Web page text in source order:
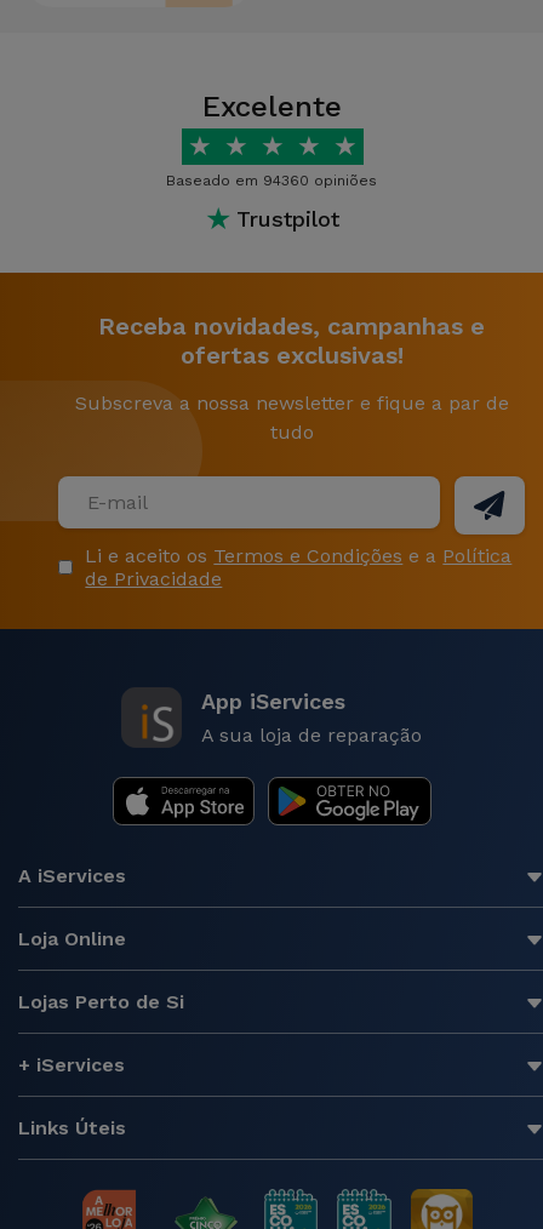
Excelente
★ ★ ★ ★ ★
Baseado em 94360 opiniões
★ Trustpilot
Receba novidades, campanhas e
ofertas exclusivas!
Subscreva a nossa newsletter e fique a par de
tudo
Li e aceito os Termos e Condições e a Política
de Privacidade
App iServices
A sua loja de reparação
A iServices
Loja Online
Lojas Perto de Si
+ iServices
Links Úteis